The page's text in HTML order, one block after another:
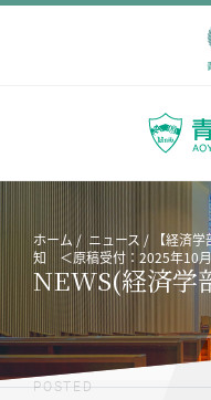
ホーム ニュース
【経済
知 ＜原稿受付：2025年10
NEWS(経済学
POSTED